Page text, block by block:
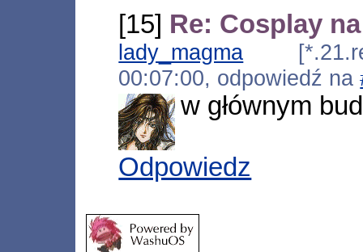
[15] Re: Cosplay
lady_magma
00:07:00, odpowiedź na
w głównym
Odpowiedz